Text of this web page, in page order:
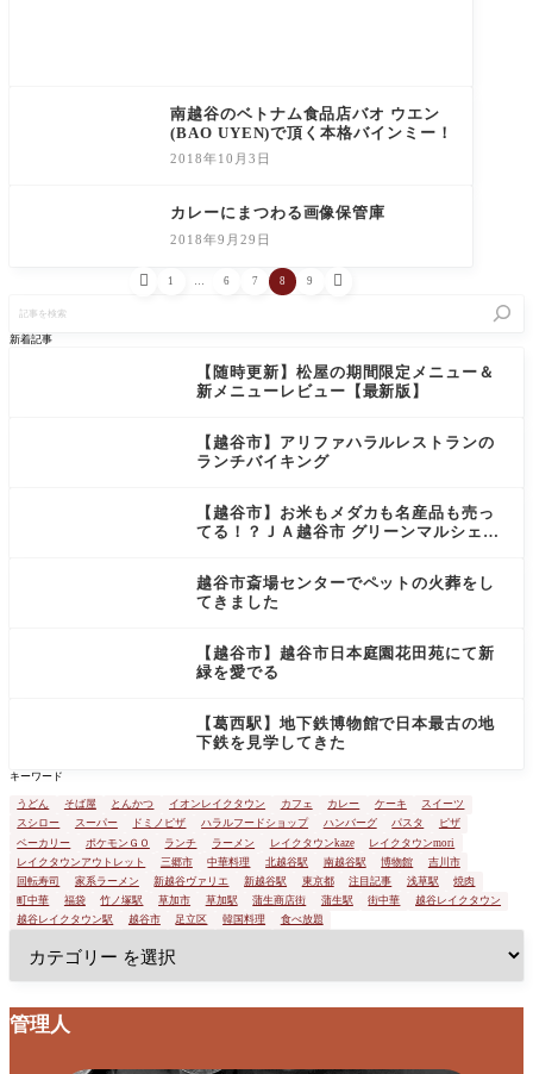
南越谷のベトナム食品店バオ ウエン
(BAO UYEN)で頂く本格バインミー！
2018年10月3日
カレーにまつわる画像保管庫
2018年9月29日
 1 6 7 8 9 
を
新着記事
【随時更新】松屋の期間限定メニュー＆
新メニューレビュー【最新版】
【越谷市】アリファハラルレストランの
ランチバイキング
【越谷市】お米もメダカも名産品も売っ
てる！？ＪＡ越谷市 グリーンマルシェは
越谷市斎場センターでペットの火葬をし
てきました
【越谷市】越谷市日本庭園花田苑にて新
緑を愛でる
【葛西駅】地下鉄博物館で日本最古の地
下鉄を見学してきた
キーワード
うどん そば屋 とんかつ イオンレイクタウン カフェ カレー ケーキ
スイーツ
スシロー
スーパー ドミノピザ ハラルフードショップ ハンバーグ パスタ
ピザ
ベーカリー
ポケモンＧＯ ランチ ラーメン レイクタウンkaze
レイクタウンmori
レイクタウンアウトレット
三郷市 中華料理 北越谷駅 南越谷駅 博物館
吉川市
回転寿司
家系ラーメン 新越谷ヴァリエ 新越谷駅 東京都 注目記事 浅草駅
焼肉
町中華
福袋 竹ノ塚駅 草加市 草加駅 蒲生商店街 蒲生駅 街中華
越谷レイクタウン
越谷レイクタウン駅
越谷市 足立区 韓国料理 食べ放題
管理人